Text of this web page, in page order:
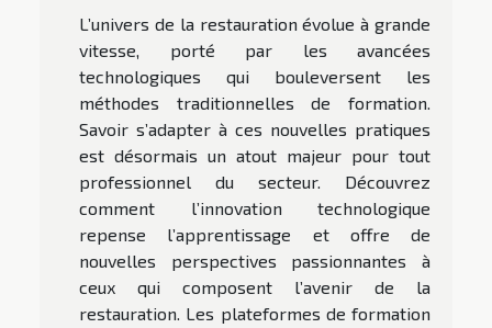
L’univers de la restauration évolue à grande
vitesse, porté par les avancées
technologiques qui bouleversent les
méthodes traditionnelles de formation.
Savoir s’adapter à ces nouvelles pratiques
est désormais un atout majeur pour tout
professionnel du secteur. Découvrez
comment l’innovation technologique
repense l’apprentissage et offre de
nouvelles perspectives passionnantes à
ceux qui composent l’avenir de la
restauration. Les plateformes de formation